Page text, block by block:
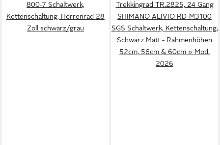
800-7 Schaltwerk,
Kettenschaltung, Herrenrad 28
Zoll schwarz/grau
Trekkingrad TR.2825, 24 Gang
SHIMANO ALIVIO RD-M3100
SGS Schaltwerk, Kettenschaltung,
Schwarz Matt - Rahmenhöhen
52cm, 56cm & 60cm » Mod.
2026